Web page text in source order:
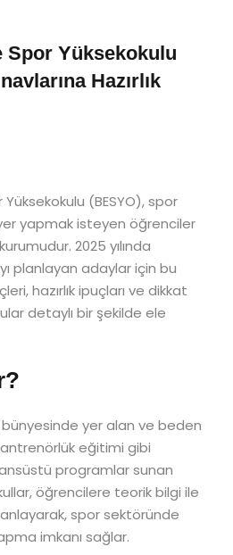
Spor Yüksekokulu
Hazırlık
(BESYO), spor
yapmak isteyen öğrenciler
2025 yılında
planlayan adaylar için bu
hazırlık ipuçları ve dikkat
detaylı bir şekilde ele
bünyesinde yer alan ve beden
eğitimi gibi
programlar sunan
öğrencilere teorik bilgi ile
spor sektöründe
imkanı sağlar.